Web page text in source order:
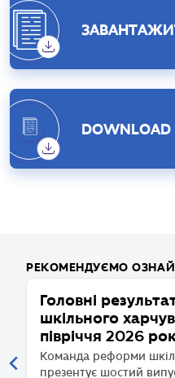
DOWNLOAD
РЕКОМЕНДУЄМО
Головні
шкільного
півріччя 2026
Команда реформи
презентує шостий